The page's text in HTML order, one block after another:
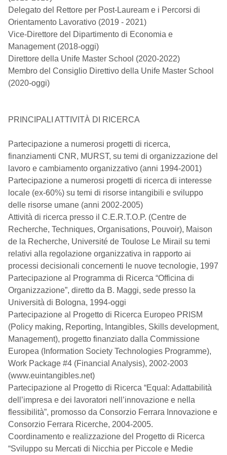
Delegato del Rettore per Post-Lauream e i Percorsi di
Orientamento Lavorativo (2019 - 2021)
Vice-Direttore del Dipartimento di Economia e
Management (2018-oggi)
Direttore della Unife Master School (2020-2022)
Membro del Consiglio Direttivo della Unife Master School
(2020-oggi)
PRINCIPALI ATTIVITÀ DI RICERCA
Partecipazione a numerosi progetti di ricerca,
finanziamenti CNR, MURST, su temi di organizzazione del
lavoro e cambiamento organizzativo (anni 1994-2001)
Partecipazione a numerosi progetti di ricerca di interesse
locale (ex-60%) su temi di risorse intangibili e sviluppo
delle risorse umane (anni 2002-2005)
Attività di ricerca presso il C.E.R.T.O.P. (Centre de
Recherche, Techniques, Organisations, Pouvoir), Maison
de la Recherche, Université de Toulose Le Mirail su temi
relativi alla regolazione organizzativa in rapporto ai
processi decisionali concernenti le nuove tecnologie, 1997
Partecipazione al Programma di Ricerca “Officina di
Organizzazione”, diretto da B. Maggi, sede presso la
Università di Bologna, 1994-oggi
Partecipazione al Progetto di Ricerca Europeo PRISM
(Policy making, Reporting, Intangibles, Skills development,
Management), progetto finanziato dalla Commissione
Europea (Information Society Technologies Programme),
Work Package #4 (Financial Analysis), 2002-2003
(www.euintangibles.net)
Partecipazione al Progetto di Ricerca “Equal: Adattabilità
dell’impresa e dei lavoratori nell’innovazione e nella
flessibilità”, promosso da Consorzio Ferrara Innovazione e
Consorzio Ferrara Ricerche, 2004-2005.
Coordinamento e realizzazione del Progetto di Ricerca
“Sviluppo su Mercati di Nicchia per Piccole e Medie